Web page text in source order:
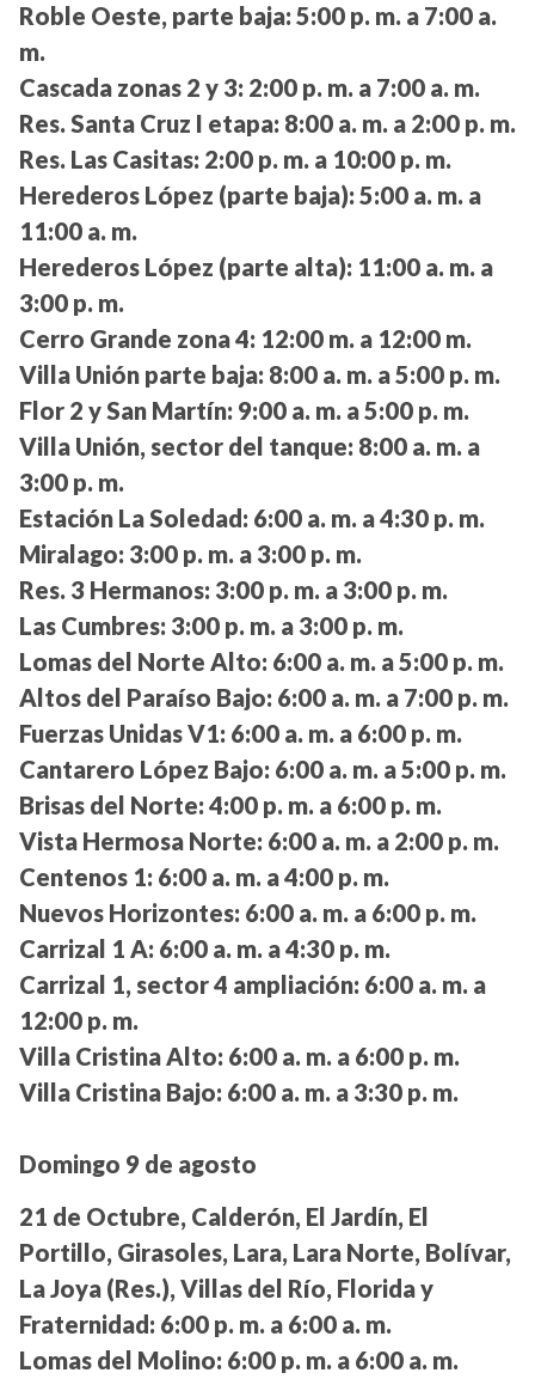
Roble Oeste, parte baja: 5:00 p. m. a 7:00 a.
m.
Cascada zonas 2 y 3: 2:00 p. m. a 7:00 a. m.
Res. Santa Cruz I etapa: 8:00 a. m. a 2:00 p. m.
Res. Las Casitas: 2:00 p. m. a 10:00 p. m.
Herederos López (parte baja): 5:00 a. m. a
11:00 a. m.
Herederos López (parte alta): 11:00 a. m. a
3:00 p. m.
Cerro Grande zona 4: 12:00 m. a 12:00 m.
Villa Unión parte baja: 8:00 a. m. a 5:00 p. m.
Flor 2 y San Martín: 9:00 a. m. a 5:00 p. m.
Villa Unión, sector del tanque: 8:00 a. m. a
3:00 p. m.
Estación La Soledad: 6:00 a. m. a 4:30 p. m.
Miralago: 3:00 p. m. a 3:00 p. m.
Res. 3 Hermanos: 3:00 p. m. a 3:00 p. m.
Las Cumbres: 3:00 p. m. a 3:00 p. m.
Lomas del Norte Alto: 6:00 a. m. a 5:00 p. m.
Altos del Paraíso Bajo: 6:00 a. m. a 7:00 p. m.
Fuerzas Unidas V1: 6:00 a. m. a 6:00 p. m.
Cantarero López Bajo: 6:00 a. m. a 5:00 p. m.
Brisas del Norte: 4:00 p. m. a 6:00 p. m.
Vista Hermosa Norte: 6:00 a. m. a 2:00 p. m.
Centenos 1: 6:00 a. m. a 4:00 p. m.
Nuevos Horizontes: 6:00 a. m. a 6:00 p. m.
Carrizal 1 A: 6:00 a. m. a 4:30 p. m.
Carrizal 1, sector 4 ampliación: 6:00 a. m. a
12:00 p. m.
Villa Cristina Alto: 6:00 a. m. a 6:00 p. m.
Villa Cristina Bajo: 6:00 a. m. a 3:30 p. m.
Domingo 9 de agosto
21 de Octubre, Calderón, El Jardín, El
Portillo, Girasoles, Lara, Lara Norte, Bolívar,
La Joya (Res.), Villas del Río, Florida y
Fraternidad: 6:00 p. m. a 6:00 a. m.
Lomas del Molino: 6:00 p. m. a 6:00 a. m.